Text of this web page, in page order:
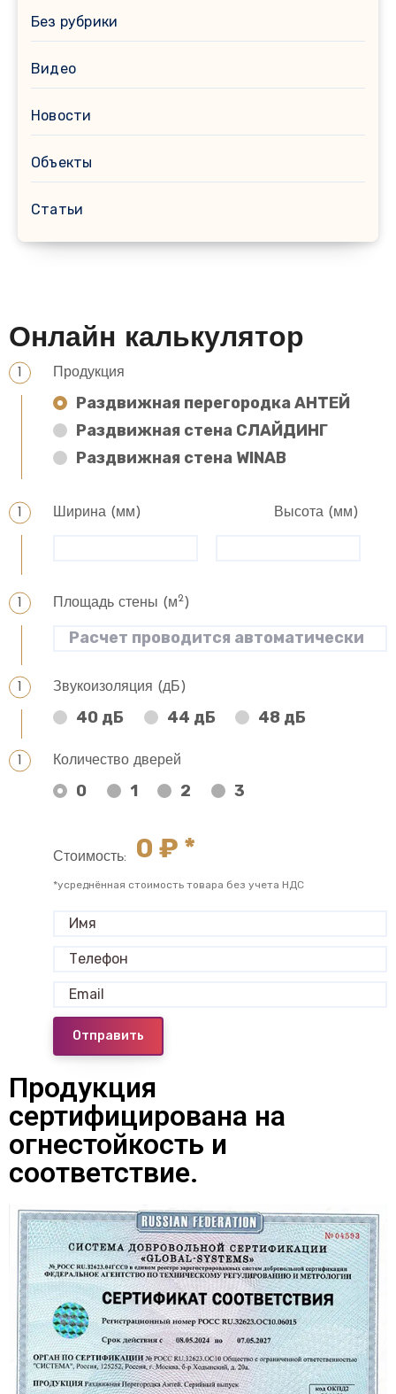
Без рубрики
Видео
Новости
Объекты
Статьи
Онлайн калькулятор
Продукция
Раздвижная перегородка АНТЕЙ
Раздвижная стена СЛАЙДИНГ
Раздвижная стена WINAB
Ширина (мм) Высота (мм)
Площадь стены (м2)
Звукоизоляция (дБ)
40 дБ 44 дБ 48 дБ
Количество дверей
0 1 2 3
Стоимость: 0 ₽ *
*усреднённая стоимость товара без учета НДС
Отправить
Продукция
сертифицирована на
огнестойкость и
соответствие.